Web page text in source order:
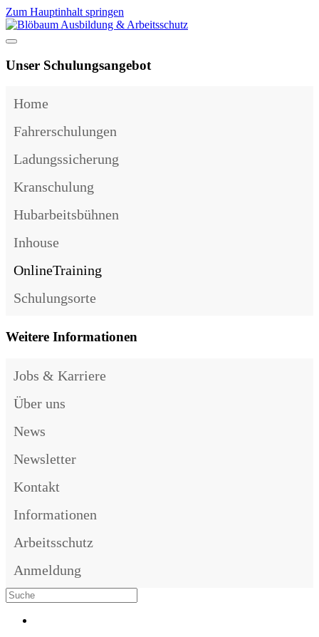
Zum Hauptinhalt springen
Unser Schulungsangebot
Home
Fahrerschulungen
Ladungssicherung
Kranschulung
Hubarbeitsbühnen
Inhouse
OnlineTraining
Schulungsorte
Weitere Informationen
Jobs & Karriere
Über uns
News
Newsletter
Kontakt
Informationen
Arbeitsschutz
Anmeldung